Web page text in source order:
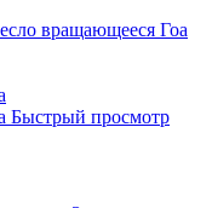
Быстрый просмотр